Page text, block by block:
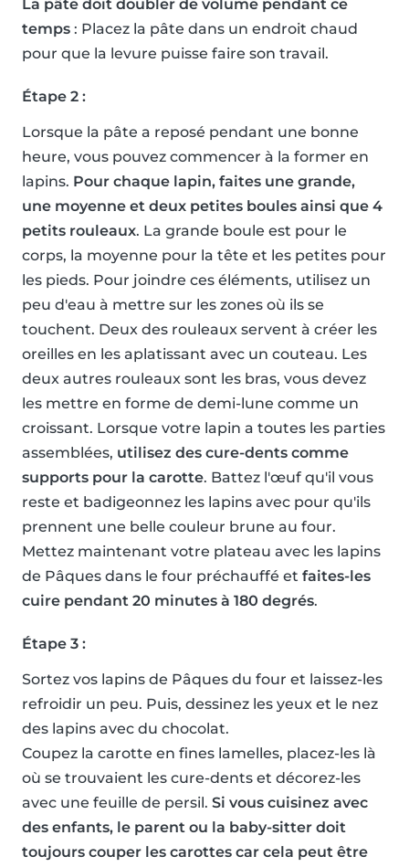
La pâte doit doubler de volume pendant ce
temps : Placez la pâte dans un endroit chaud
pour que la levure puisse faire son travail.
Étape 2 :
Lorsque la pâte a reposé pendant une bonne
heure, vous pouvez commencer à la former en
lapins. Pour chaque lapin, faites une grande,
une moyenne et deux petites boules ainsi que 4
petits rouleaux. La grande boule est pour le
corps, la moyenne pour la tête et les petites pour
les pieds. Pour joindre ces éléments, utilisez un
peu d'eau à mettre sur les zones où ils se
touchent. Deux des rouleaux servent à créer les
oreilles en les aplatissant avec un couteau. Les
deux autres rouleaux sont les bras, vous devez
les mettre en forme de demi-lune comme un
croissant. Lorsque votre lapin a toutes les parties
assemblées, utilisez des cure-dents comme
supports pour la carotte. Battez l'œuf qu'il vous
reste et badigeonnez les lapins avec pour qu'ils
prennent une belle couleur brune au four.
Mettez maintenant votre plateau avec les lapins
de Pâques dans le four préchauffé et faites-les
cuire pendant 20 minutes à 180 degrés.
Étape 3 :
Sortez vos lapins de Pâques du four et laissez-les
refroidir un peu. Puis, dessinez les yeux et le nez
des lapins avec du chocolat.
Coupez la carotte en fines lamelles, placez-les là
où se trouvaient les cure-dents et décorez-les
avec une feuille de persil. Si vous cuisinez avec
des enfants, le parent ou la baby-sitter doit
toujours couper les carottes car cela peut être